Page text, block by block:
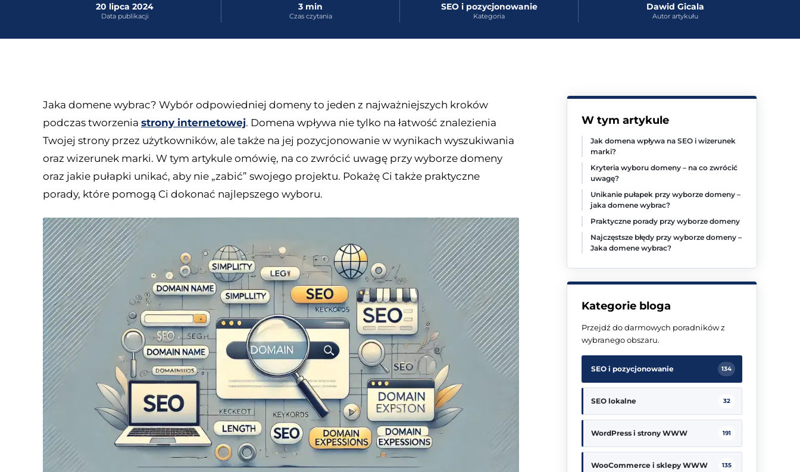
20 lipca 2024
Data publikacji
3 min
Czas czytania
SEO i pozycjonowanie
Kategoria
Dawid Gicala
Autor artykułu
Jaka domene wybrac? Wybór odpowiedniej domeny to jeden z najważniejszych kroków
podczas tworzenia strony internetowej. Domena wpływa nie tylko na łatwość znalezienia
Twojej strony przez użytkowników, ale także na jej pozycjonowanie w wynikach wyszukiwania
oraz wizerunek marki. W tym artykule omówię, na co zwrócić uwagę przy wyborze domeny
oraz jakie pułapki unikać, aby nie „zabić” swojego projektu. Pokażę Ci także praktyczne
porady, które pomogą Ci dokonać najlepszego wyboru.
W tym artykule
Jak domena wpływa na SEO i wizerunek
marki?
Kryteria wyboru domeny – na co zwrócić
uwagę?
Unikanie pułapek przy wyborze domeny –
jaka domene wybrac?
Praktyczne porady przy wyborze domeny
Najczęstsze błędy przy wyborze domeny –
Jaka domene wybrac?
Kategorie bloga
Przejdź do darmowych poradników z
wybranego obszaru.
SEO i pozycjonowanie 134
SEO lokalne 32
WordPress i strony WWW 191
WooCommerce i sklepy WWW 135